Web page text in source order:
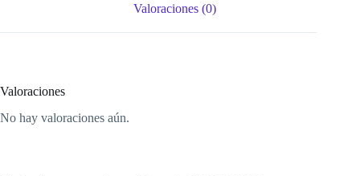
Valoraciones (0)
Valoraciones
No hay valoraciones aún.